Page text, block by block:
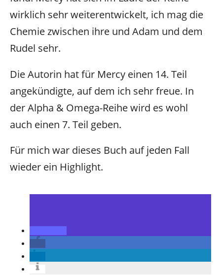
wirklich sehr weiterentwickelt, ich mag die
Chemie zwischen ihre und Adam und dem
Rudel sehr.
Die Autorin hat für Mercy einen 14. Teil
angekündigte, auf dem ich sehr freue. In
der Alpha & Omega-Reihe wird es wohl
auch einen 7. Teil geben.
Für mich war dieses Buch auf jeden Fall
wieder ein Highlight.